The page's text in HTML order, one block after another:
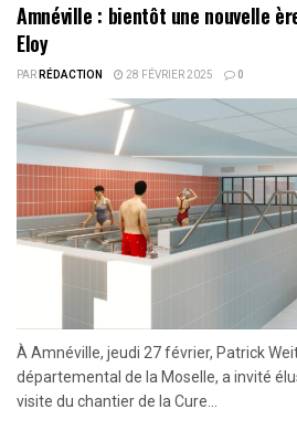
Amnéville : bientôt une nouvelle
Eloy
PARRÉDACTION 28 FÉVRIER 2025 0
À Amnéville, jeudi 27 février, Patrick
départemental de la Moselle, a invité
visite du chantier de la Cure...